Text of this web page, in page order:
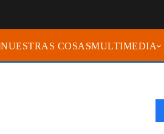
NUESTRAS COSASMULTIMEDIA